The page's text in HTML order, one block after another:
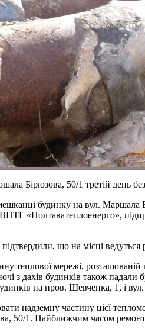
Бірюзова, 50/1 третій день
будинку на вул.
«Полтаватеплоенерго»,
що на місці
теплової мережі,
з дахів будинків також
на пров. Шевченка, 1, і
надземну частину цієї
50/1. Найближчим часом